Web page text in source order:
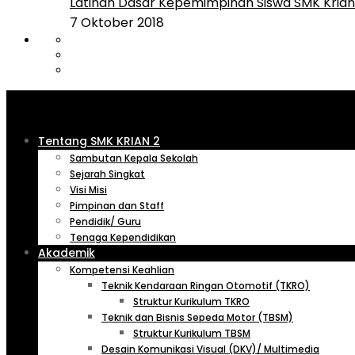
7 Oktober 2018
Tentang SMK KRIAN 2
Sambutan Kepala Sekolah
Sejarah Singkat
Visi Misi
Pimpinan dan Staff
Pendidik/ Guru
Tenaga Kependidikan
Akademik
Kompetensi Keahlian
Teknik Kendaraan Ringan Otomotif (TKRO)
Struktur Kurikulum TKRO
Teknik dan Bisnis Sepeda Motor (TBSM)
Struktur Kurikulum TBSM
Desain Komunikasi Visual (DKV)/ Multimedia